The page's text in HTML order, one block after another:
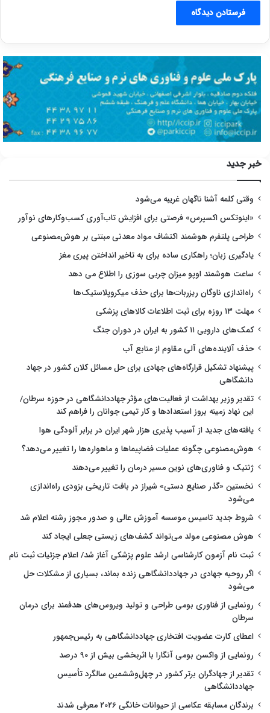
خبر جدید
وقتی کلمه آشنا ناگهان غریبه می‌شود
«اینوتکس اکسپرس» فرصتی برای افزایش تاب‌آوری کسب‌وکارهای نوآور
طراحی پلتفرم هوشمند اکتشاف مواد معدنی مبتنی بر هوش‌مصنوعی
یادگیری زبان؛ راهکاری ساده برای به تاخیر انداختن پیری مغز
ساعت هوشمند اوپو میزان چربی سوزی را اطلاع می دهد
راه‌اندازی ناوگان ریزربات‌ها برای حذف میکروپلاستیک‌ها
مهلت ۱۳ روزه برای ثبت اطلاعات کالاهای پزشکی
کمک‌های دارویی ۱۱ کشور به ایران در دوران جنگ
حذف آلاینده‌های آلی مقاوم از منابع آب
پیشنهاد تشکیل قرارگاه‌های جهادی برای حل مسائل کلان کشور در جهاد
دانشگاهی
تقدیر وزیر بهداشت از فعالیت‌های مؤثر جهاددانشگاهی در حوزه سرطان/
این نهاد زمینه بروز استعدادها و کار تیمی جوانان را فراهم کند
یافته‌های جدید از آسیب پذیری هزار شهر ایران در برابر آلودگی هوا
هوش‌مصنوعی چگونه عملیات فضاپیماها و ماهواره‌ها را تغییر می‌دهد؟
ژنتیک و فناوری‌های نوین مسیر درمان را تغییر می‌دهند
نخستین «گذر صنایع دستی» شیراز در بافت تاریخی بزودی راه‌اندازی
می‌شود
شروط جدید تاسیس موسسه آموزش عالی و صدور مجوز رشته اعلام شد
هوش مصنوعی مولد می‌تواند کشف‌های زیستی جعلی ایجاد کند
ثبت نام آزمون کارشناسی ارشد علوم پزشکی آغاز شد/ اعلام جزئیات ثبت نام
اگر روحیه جهادی در جهاددانشگاهی زنده بماند، بسیاری از مشکلات حل
می‌شود
رونمایی از فناوری بومی طراحی و تولید ویروس‌های هدفمند برای درمان
سرطان
اعطای کارت عضویت افتخاری جهاددانشگاهی به رئیس‌جمهور
رونمایی از واکسن بومی آنگارا با اثربخشی بیش از ۹۰ درصد
تقدیر از جهادگران برتر کشور در چهل‌وششمین سالگرد تأسیس
جهاددانشگاهی
برندگان مسابقه عکاسی از حیوانات خانگی ۲۰۲۶ معرفی شدند